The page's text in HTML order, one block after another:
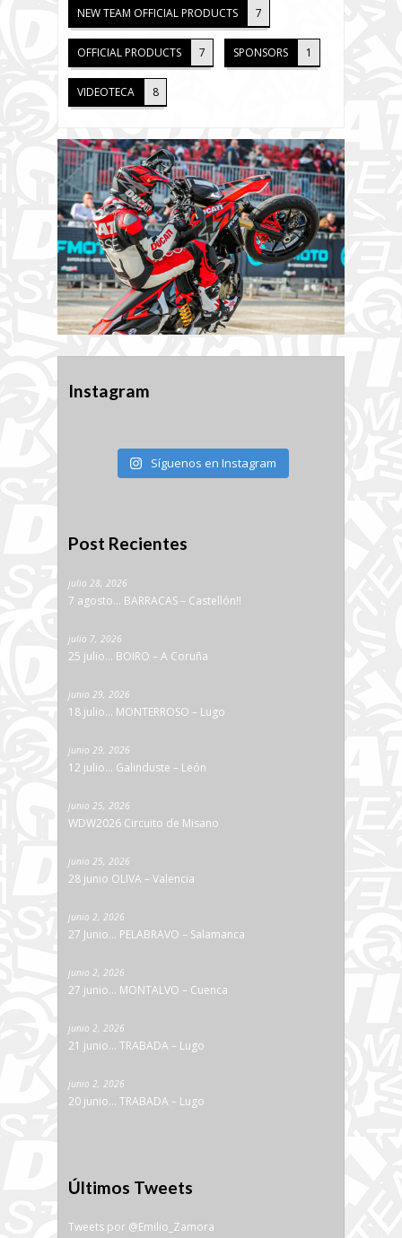
NEW TEAM OFFICIAL PRODUCTS 7
OFFICIAL PRODUCTS 7 SPONSORS 1
VIDEOTECA 8
Instagram
Síguenos en Instagram
Post Recientes
julio 28, 2026
7 agosto… BARRACAS – Castellón!!
julio 7, 2026
25 julio… BOIRO – A Coruña
junio 29, 2026
18 julio… MONTERROSO – Lugo
junio 29, 2026
12 julio… Galinduste – León
junio 25, 2026
WDW2026 Circuito de Misano
junio 25, 2026
28 junio OLIVA – Valencia
junio 2, 2026
27 Junio… PELABRAVO – Salamanca
junio 2, 2026
27 junio… MONTALVO – Cuenca
junio 2, 2026
21 junio… TRABADA – Lugo
junio 2, 2026
20 junio… TRABADA – Lugo
Últimos Tweets
Tweets por @Emilio_Zamora